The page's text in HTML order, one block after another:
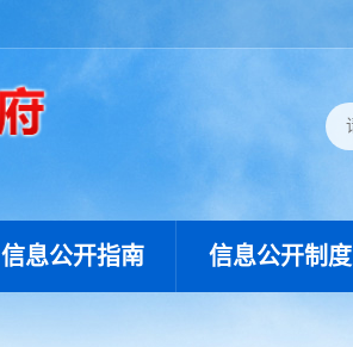
信息公开指南 信息公开制度